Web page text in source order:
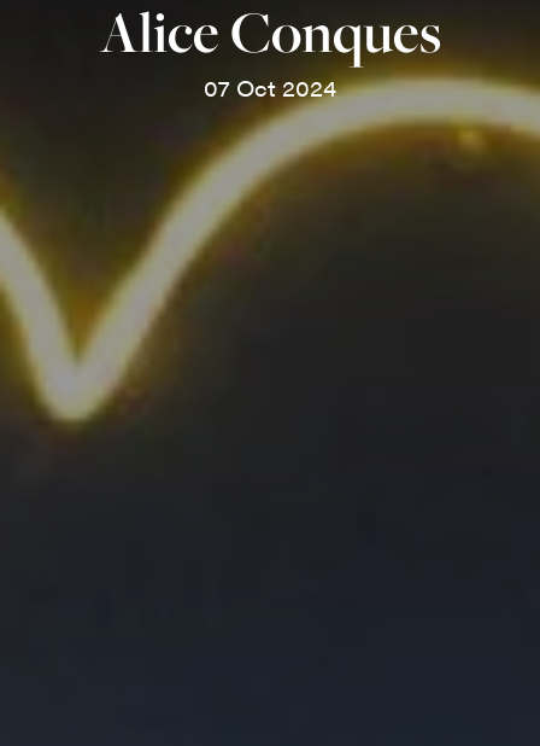
Alice Conques
07 Oct 2024